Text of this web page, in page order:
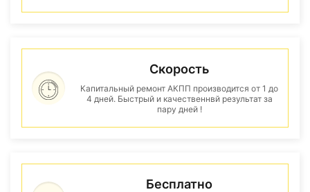
Скорость
Капитальный ремонт АКПП производится от 1 до
4 дней. Быстрый и качественнвй результат за
пару дней !
Бесплатно